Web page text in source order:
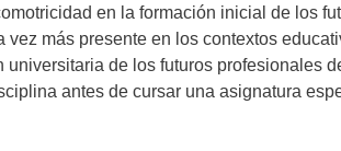
en la formación inicial de los
vez más presente en los contextos
universitaria de los futuros profesionales
antes de cursar una asignatura